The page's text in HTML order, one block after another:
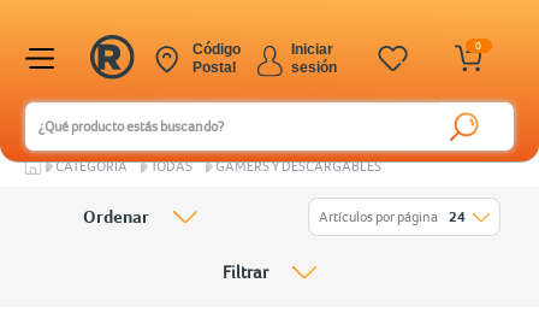
0
Iniciar
sesión
Código
Postal
CATEGORÍA TODAS GAMERS Y DESCARGABLES
Ordenar Artículos por página 24
Filtrar